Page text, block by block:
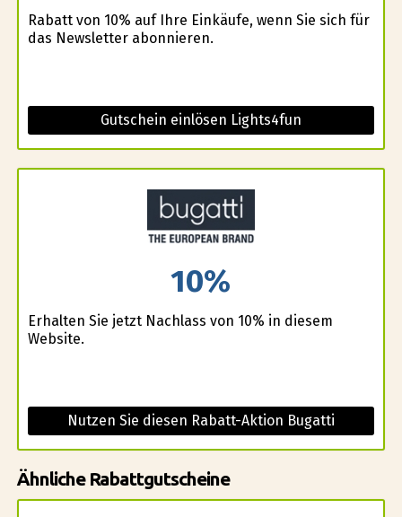
Rabatt von 10% auf Ihre Einkäufe, wenn Sie sich für
das Newsletter abonnieren.
Gutschein einlösen Lights4fun
10%
Erhalten Sie jetzt Nachlass von 10% in diesem
Website.
Nutzen Sie diesen Rabatt-Aktion Bugatti
Ähnliche Rabattgutscheine